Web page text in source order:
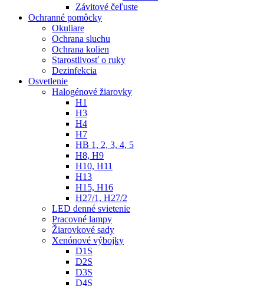
Závitové čeľuste
Ochranné pomôcky
Okuliare
Ochrana sluchu
Ochrana kolien
Starostlivosť o ruky
Dezinfekcia
Osvetlenie
Halogénové žiarovky
H1
H3
H4
H7
HB 1, 2, 3, 4, 5
H8, H9
H10, H11
H13
H15, H16
H27/1, H27/2
LED denné svietenie
Pracovné lampy
Žiarovkové sady
Xenónové výbojky
D1S
D2S
D3S
D4S